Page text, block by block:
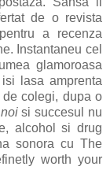
de o revista
a recenza
Instantaneu cel
glamoroasa
lasa amprenta
colegi, dupa o
si succesul nu
alcohol si drug
sonora cu The
worth your